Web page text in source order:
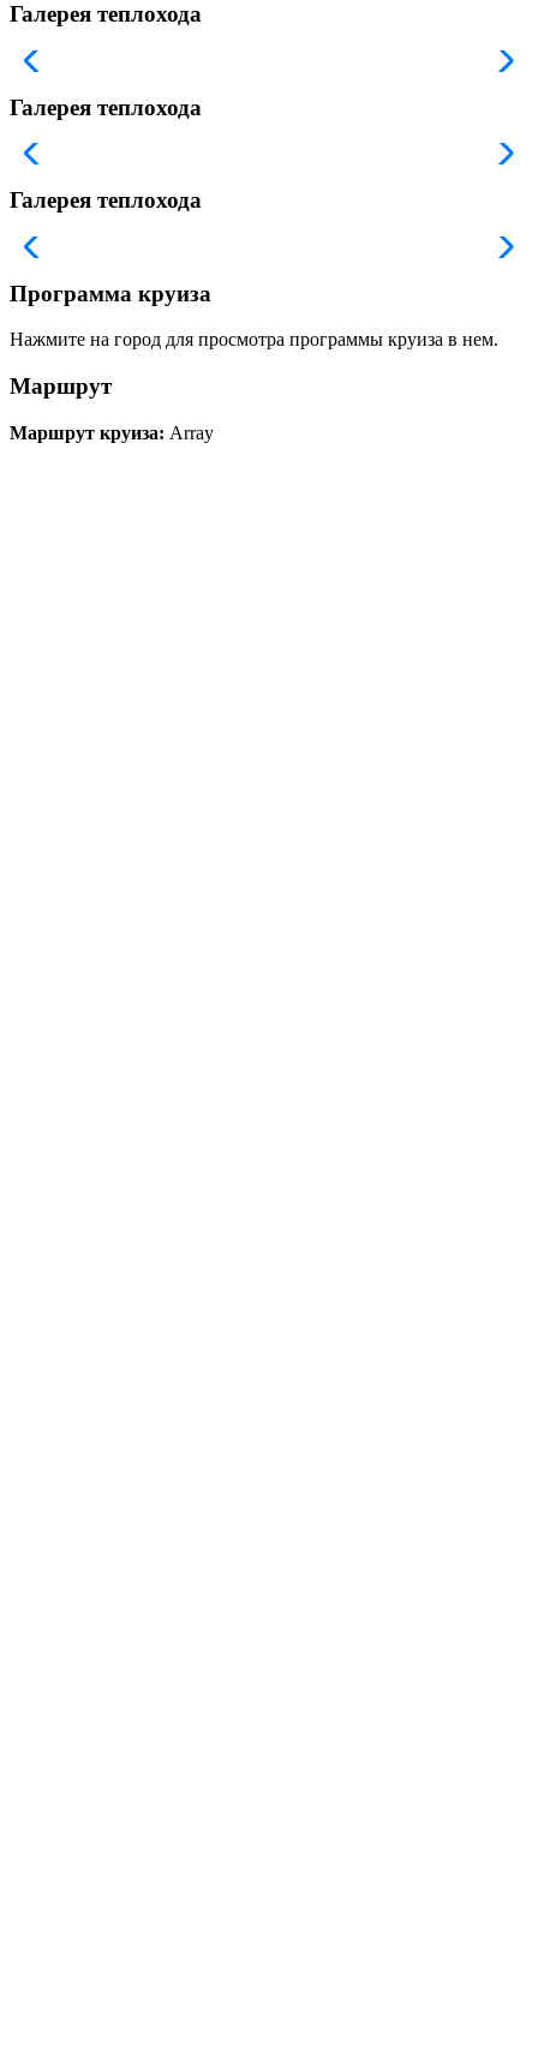
Галерея теплохода
Галерея теплохода
Галерея теплохода
Программа круиза
Нажмите на город для просмотра программы круиза в нем.
Маршрут
Маршрут круиза: Array